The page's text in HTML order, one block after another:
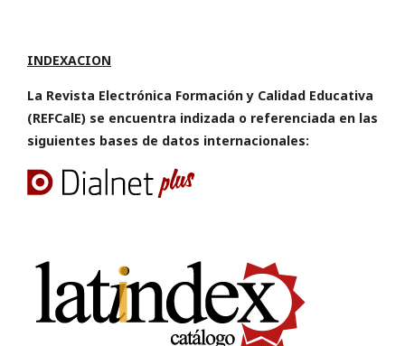
INDEXACION
La Revista Electrónica Formación y Calidad Educativa
(REFCalE) se encuentra indizada o referenciada en las
siguientes bases de datos internacionales: